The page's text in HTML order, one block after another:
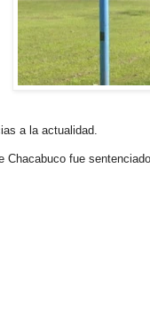
a la actualidad.
Chacabuco fue